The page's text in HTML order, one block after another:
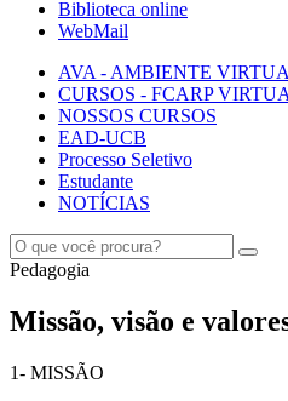
Biblioteca online
WebMail
AVA - AMBIENTE
CURSOS - FCARP
NOSSOS CURSOS
EAD-UCB
Processo Seletivo
Estudante
NOTÍCIAS
Pedagogia
Missão, visão e
1- MISSÃO